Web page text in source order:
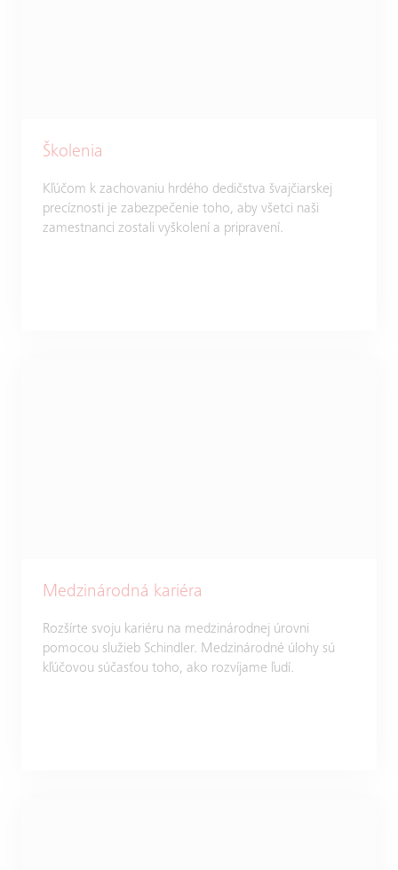
Školenia
Kľúčom k zachovaniu hrdého dedičstva švajčiarskej
precíznosti je zabezpečenie toho, aby všetci naši
zamestnanci zostali vyškolení a pripravení.
Medzinárodná kariéra
Rozšírte svoju kariéru na medzinárodnej úrovni
pomocou služieb Schindler. Medzinárodné úlohy sú
kľúčovou súčasťou toho, ako rozvíjame ľudí.